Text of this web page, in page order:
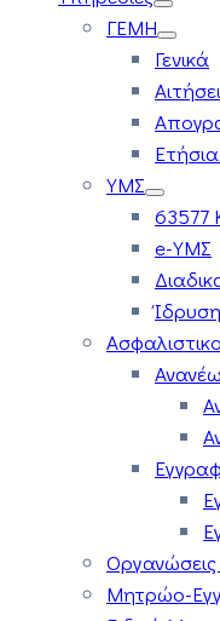
ΓΕΜΗ
Γενικά
ΥΜΣ
63577
e-ΥΜΣ
Οργανώσεις
Μητρώο-